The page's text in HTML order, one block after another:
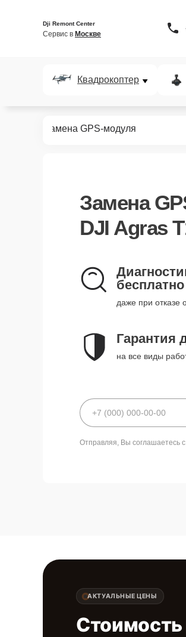
Dji Remont Center
Сервис в Москве
Квадрокоптер
Замена GPS-модуля
Замена
DJI Agras
бесплатно
даже при отказе
Гарантия
на все виды
Отправляя, Вы соглашаетесь с
АКТУАЛЬНЫЕ ЦЕНЫ
Стоимость